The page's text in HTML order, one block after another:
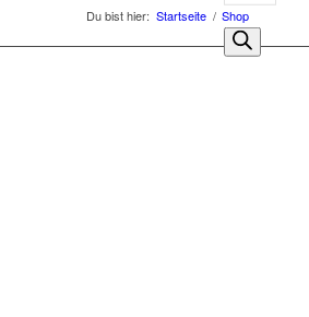
search
Du bist hier: Startseite / Shop